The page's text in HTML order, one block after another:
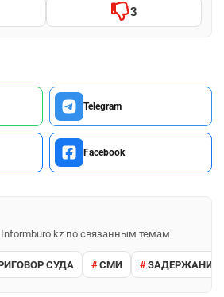
3
Telegram
Facebook
по связанным темам
СУДА СМИ ЗАДЕРЖАНИЕ